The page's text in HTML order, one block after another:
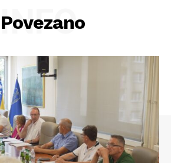
Povezano
INFO